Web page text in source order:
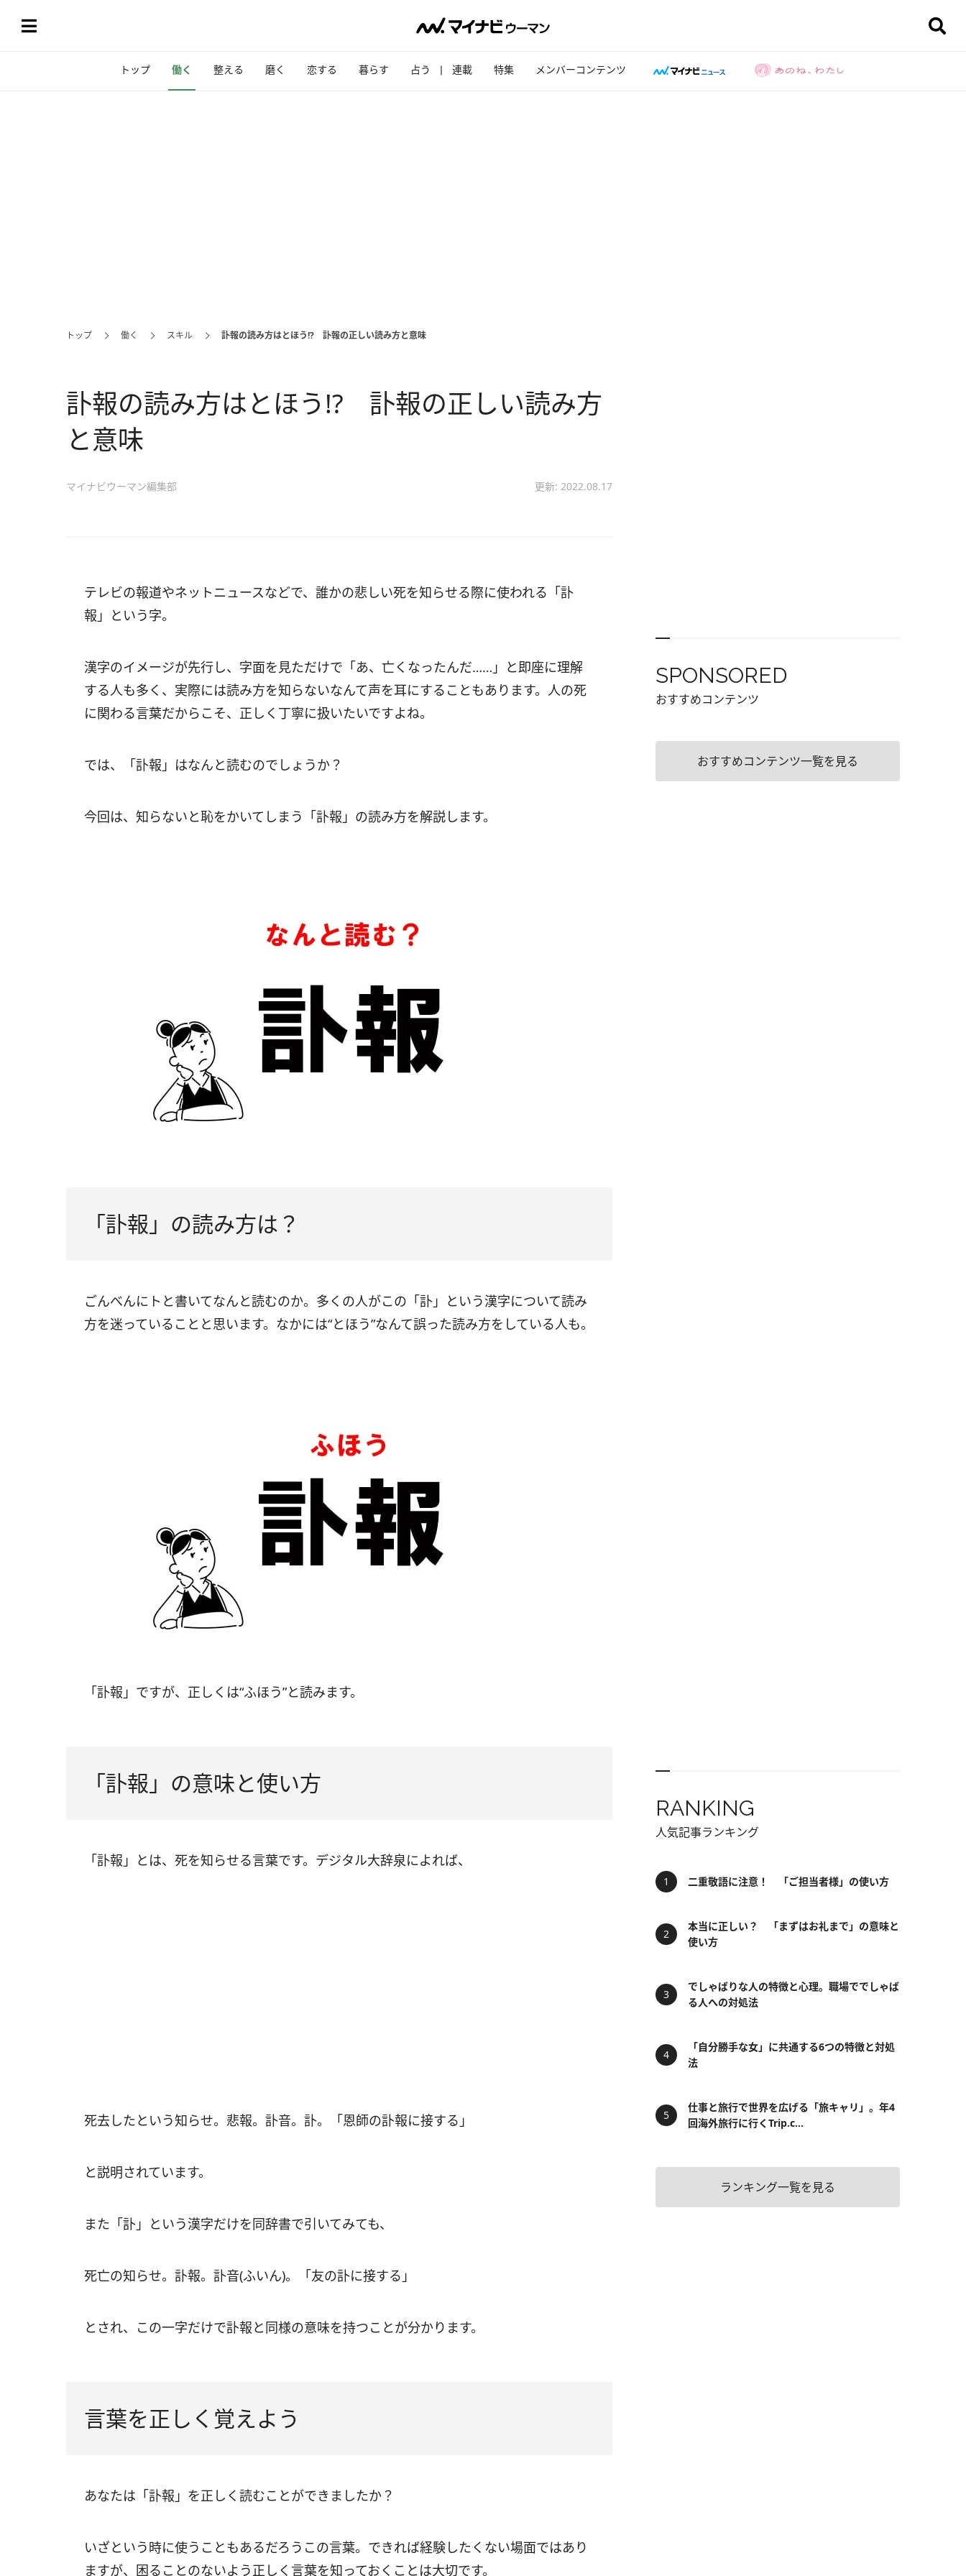
トップ 働く 整える 磨く 恋する 暮らす 占う 連載 特集 メンバーコンテンツ
トップ 働く スキル 訃報の読み方はとほう!? 訃報の正しい読み方と意味
訃報の読み方はとほう!? 訃報の正しい読み方
と意味
マイナビウーマン編集部 更新: 2022.08.17
テレビの報道やネットニュースなどで、誰かの悲しい死を知らせる際に使われる「訃
報」という字。
漢字のイメージが先行し、字面を見ただけで「あ、亡くなったんだ……」と即座に理解
する人も多く、実際には読み方を知らないなんて声を耳にすることもあります。人の死
に関わる言葉だからこそ、正しく丁寧に扱いたいですよね。
では、「訃報」はなんと読むのでしょうか？
今回は、知らないと恥をかいてしまう「訃報」の読み方を解説します。
「訃報」の読み方は？
ごんべんにトと書いてなんと読むのか。多くの人がこの「訃」という漢字について読み
方を迷っていることと思います。なかには“とほう”なんて誤った読み方をしている人も。
「訃報」ですが、正しくは“ふほう”と読みます。
「訃報」の意味と使い方
「訃報」とは、死を知らせる言葉です。デジタル大辞泉によれば、
死去したという知らせ。悲報。訃音。訃。「恩師の訃報に接する」
と説明されています。
また「訃」という漢字だけを同辞書で引いてみても、
死亡の知らせ。訃報。訃音(ふいん)。「友の訃に接する」
とされ、この一字だけで訃報と同様の意味を持つことが分かります。
言葉を正しく覚えよう
あなたは「訃報」を正しく読むことができましたか？
いざという時に使うこともあるだろうこの言葉。できれば経験したくない場面ではあり
ますが、困ることのないよう正しく言葉を知っておくことは大切です。
SPONSORED
おすすめコンテンツ
おすすめコンテンツ一覧を見る
RANKING
人気記事ランキング
二重敬語に注意！ 「ご担当者様」の使い方
本当に正しい？ 「まずはお礼まで」の意味と
使い方
でしゃばりな人の特徴と心理。職場ででしゃば
る人への対処法
「自分勝手な女」に共通する6つの特徴と対処
法
仕事と旅行で世界を広げる「旅キャリ」。年4
回海外旅行に行くTrip.c...
ランキング一覧を見る